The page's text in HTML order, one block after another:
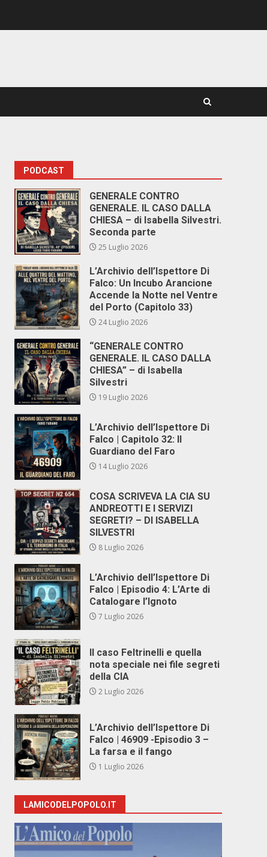
PODCAST
GENERALE CONTRO
GENERALE. IL CASO DALLA
CHIESA – di Isabella Silvestri.
Seconda parte
25 Luglio 2026
L’Archivio dell’Ispettore Di
Falco: Un Incubo Arancione
Accende la Notte nel Ventre
del Porto (Capitolo 33)
24 Luglio 2026
“GENERALE CONTRO
GENERALE. IL CASO DALLA
CHIESA” – di Isabella
Silvestri
19 Luglio 2026
L’Archivio dell’Ispettore Di
Falco | Capitolo 32: Il
Guardiano del Faro
14 Luglio 2026
COSA SCRIVEVA LA CIA SU
ANDREOTTI E I SERVIZI
SEGRETI? – DI ISABELLA
SILVESTRI
8 Luglio 2026
L’Archivio dell’Ispettore Di
Falco | Episodio 4: L’Arte di
Catalogare l’Ignoto
7 Luglio 2026
Il caso Feltrinelli e quella
nota speciale nei file segreti
della CIA
2 Luglio 2026
L’Archivio dell’Ispettore Di
Falco | 46909 -Episodio 3 –
La farsa e il fango
1 Luglio 2026
LAMICODELPOPOLO.IT